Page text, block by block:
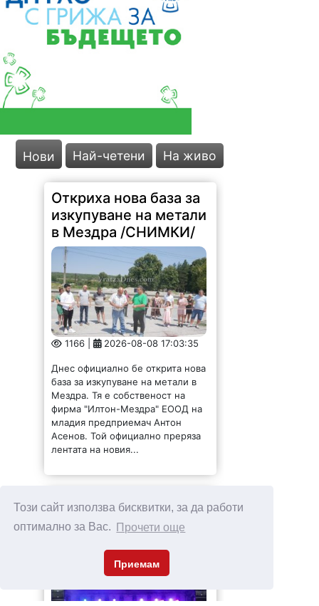
Този сайт използва бисквитки, за да работи
оптимално за Вас.
Прочети още
Приемам
Нови Най-четени На живо
Откриха нова база за
изкупуване на метали
в Мездра /СНИМКИ/
1166 | 2026-08-08 17:03:35
Днес официално бе открита нова
база за изкупуване на метали в
Мездра. Тя е собственост на
фирма "Илтон-Мездра" ЕООД на
младия предприемач Антон
Асенов. Той официално преряза
лентата на новия...
За пета година Мизия
събра талантите си на
СНИМКИ/